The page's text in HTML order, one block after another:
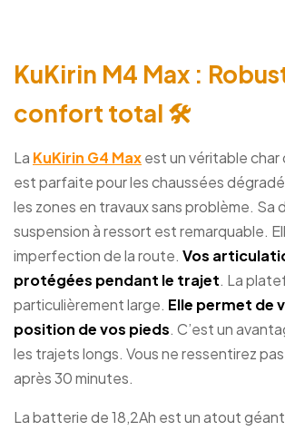
KuKirin M4 Max :
confort total 🛠️
La KuKirin G4 Maxest un véritable
est parfaite pour les chaussées
les zones en travaux sans problème. Sa
suspension à ressort est remarquable.
imperfection de la route. Vos
protégées pendant le trajet. La
particulièrement large. Elle permet de
position de vos pieds. C’est un
les trajets longs. Vous ne ressentirez
après 30 minutes.
La batterie de 18,2Ah est un atout